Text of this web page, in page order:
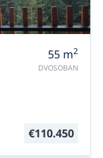
55 m2
DVOSOBAN
€110.450